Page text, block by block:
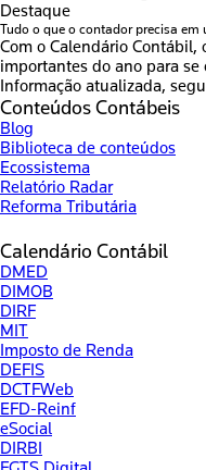
Destaque
Tudo o que o contador precisa em
Com o Calendário Contábil,
importantes do ano para
Informação atualizada,
Conteúdos Contábeis
Blog
Biblioteca de conteúdos
Ecossistema
Relatório Radar
Reforma Tributária
Calendário Contábil
DMED
DIMOB
DIRF
MIT
Imposto de Renda
DEFIS
DCTFWeb
EFD-Reinf
eSocial
DIRBI